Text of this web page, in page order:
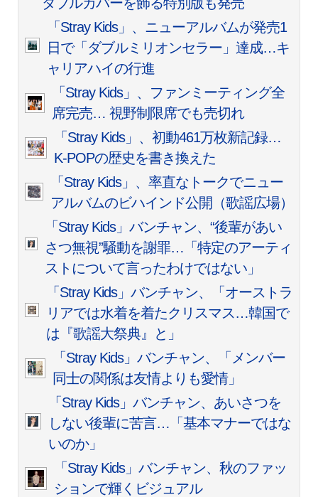
「Stray Kids」、ニューアルバムが発売1
日で「ダブルミリオンセラー」達成…キ
ャリアハイの行進
「Stray Kids」、ファンミーティング全
席完売… 視野制限席でも売切れ
「Stray Kids」、初動461万枚新記録…
K-POPの歴史を書き換えた
「Stray Kids」、率直なトークでニュー
アルバムのビハインド公開（歌謡広場）
「Stray Kids」バンチャン、“後輩があい
さつ無視”騒動を謝罪…「特定のアーティ
ストについて言ったわけではない」
「Stray Kids」バンチャン、「オーストラ
リアでは水着を着たクリスマス…韓国で
は『歌謡大祭典』と」
「Stray Kids」バンチャン、「メンバー
同士の関係は友情よりも愛情」
「Stray Kids」バンチャン、あいさつを
しない後輩に苦言…「基本マナーではな
いのか」
「Stray Kids」バンチャン、秋のファッ
ションで輝くビジュアル